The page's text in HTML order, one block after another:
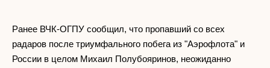
Ранее ВЧК-ОГПУ сообщил, что пропавший со всех
радаров после триумфального побега из "Аэрофлота" и
России в целом Михаил Полубояринов, неожиданно